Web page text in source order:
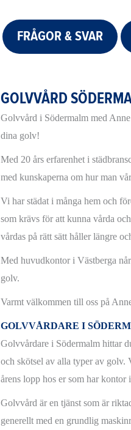
FRÅGOR & SVAR
GOLVVÅRD
Golvvård i Södermalm med
dina golv!
Med 20 års erfarenhet i
med kunskaperna om hur man
Vi har städat i många hem och
som krävs för att kunna vårda
vårdas på rätt sätt håller längre
Med huvudkontor i Västberga
golv.
Varmt välkommen till oss på
GOLVVÅRDARE I
Golvvårdare i Södermalm hittar
och skötsel av alla typer av golv.
årens lopp hos er som har kontor
Golvvård är en tjänst som är
generellt med en grundlig